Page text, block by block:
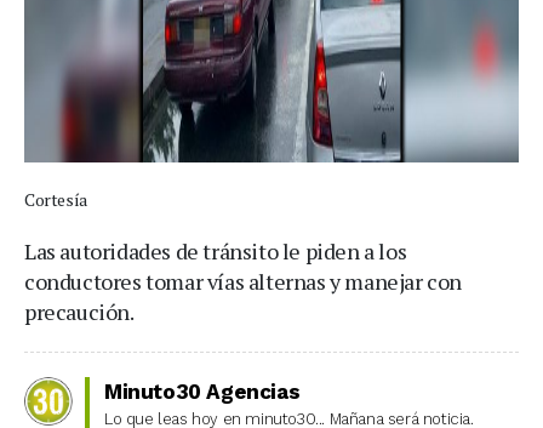
Cortesía
Las autoridades de tránsito le piden a los
conductores tomar vías alternas y manejar con
precaución.
Minuto30 Agencias
Lo que leas hoy en minuto30... Mañana será noticia.